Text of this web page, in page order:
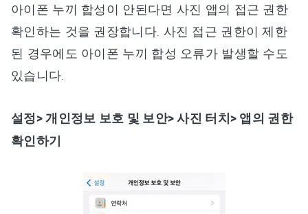
아이폰 누끼 합성이 안된다면 사진 앱의 접근 권한
확인하는 것을 권장합니다. 사진 접근 권한이 제한
된 경우에도 아이폰 누끼 합성 오류가 발생할 수도
있습니다.
설정> 개인정보 보호 및 보안> 사진 터치> 앱의 권한
확인하기